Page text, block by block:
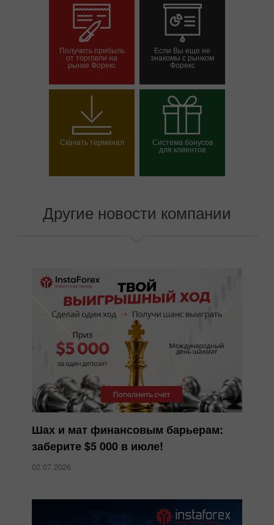
Получить прибыль
от торговли на
рынке Форекс
Если Вы еще не
знакомы с рынком
Форекс
Открыть демосчет
Скачать терминал Система бонусов
для клиентов
Другие новости компании
Шах и мат финансовым барьерам:
заберите $5 000 в июле!
02.07.2026